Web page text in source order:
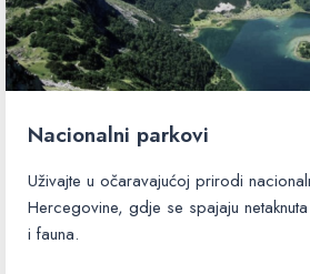
Nacionalni parkovi
Uživajte u očaravajućoj prirodi
Hercegovine, gdje se spajaju
i fauna.